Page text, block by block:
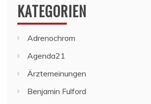
KATEGORIEN
Adrenochrom
Agenda21
Ärztemeinungen
Benjamin Fulford